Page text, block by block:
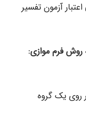
آزمون تفسیر
روش فرم موازی:
روی یک گروه